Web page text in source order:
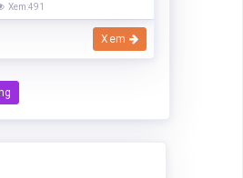
Xem:491
Xem